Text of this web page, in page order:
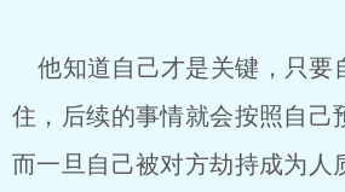
他知道自己才是关键，只要
住，后续的事情就会按照自己
而一旦自己被对方劫持成为人